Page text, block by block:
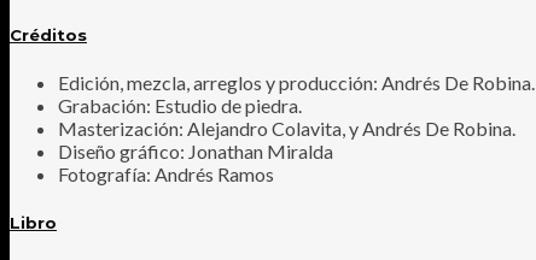
Créditos
Edición, mezcla, arreglos y producción: Andrés De Robina.
Grabación: Estudio de piedra.
Masterización: Alejandro Colavita, y Andrés De Robina.
Diseño gráfico: Jonathan Miralda
Fotografía: Andrés Ramos
Libro